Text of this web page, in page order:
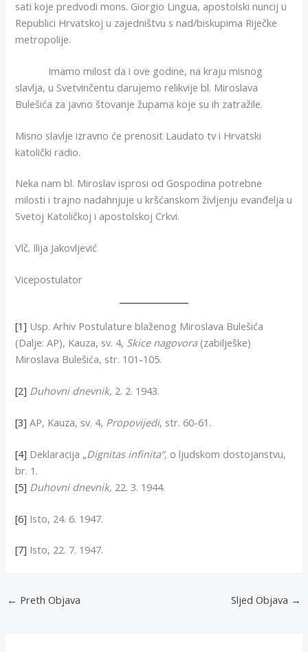
sati koje predvodi mons. Giorgio Lingua, apostolski nuncij u
Republici Hrvatskoj u zajedništvu s nad/biskupima Riječke
metropolije.
Imamo milost da i ove godine, na kraju misnog
slavlja, u Svetvinčentu darujemo relikvije bl. Miroslava
Bulešića za javno štovanje župama koje su ih zatražile.
Misno slavlje izravno će prenosit Laudato tv i Hrvatski
katolički radio.
Neka nam bl. Miroslav isprosi od Gospodina potrebne
milosti i trajno nadahnjuje u kršćanskom življenju evanđelja u
Svetoj Katoličkoj i apostolskoj Crkvi.
Vlč. Ilija Jakovljević
Vicepostulator
[1] Usp. Arhiv Postulature blaženog Miroslava Bulešića
(Dalje: AP), Kauza, sv. 4, Skice nagovora(zabilješke)
Miroslava Bulešića, str. 101-105.
[2] Duhovni dnevnik, 2. 2. 1943.
[3] AP, Kauza, sv. 4, Propovijedi, str. 60-61.
[4] Deklaracija „Dignitas infinita“, o ljudskom dostojanstvu,
br. 1.
[5] Duhovni dnevnik, 22. 3. 1944.
[6] Isto, 24. 6. 1947.
[7] Isto, 22. 7. 1947.
← Preth Objava Sljed Objava →